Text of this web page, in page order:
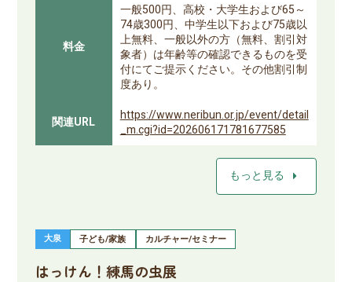
料金
一般500円、高校・大学生および65～
74歳300円、中学生以下および75歳以
上無料、一般以外の方（無料、割引対
象者）は年齢等の確認できるものを受
付にてご提示ください。その他割引制
度あり。
関連URL
https://www.neribun.or.jp/event/detail
_m.cgi?id=202606171781677585
もっと見る arrow_right
大泉 子ども/家族 カルチャー/セミナー
はっけん！練馬の虫展